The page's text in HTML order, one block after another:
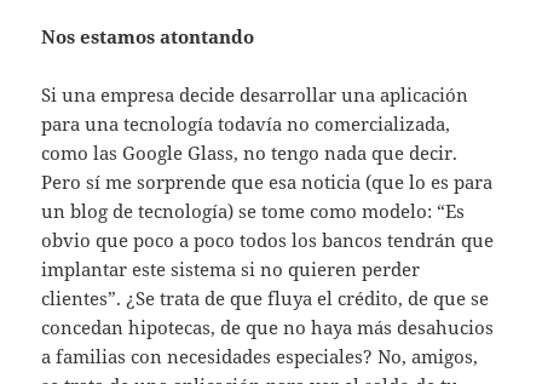
Nos estamos atontando
Si una empresa decide desarrollar una aplicación
para una tecnología todavía no comercializada,
como las Google Glass, no tengo nada que decir.
Pero sí me sorprende que esa noticia (que lo es para
un blog de tecnología) se tome como modelo: “Es
obvio que poco a poco todos los bancos tendrán que
implantar este sistema si no quieren perder
clientes”. ¿Se trata de que fluya el crédito, de que se
concedan hipotecas, de que no haya más desahucios
a familias con necesidades especiales? No, amigos,